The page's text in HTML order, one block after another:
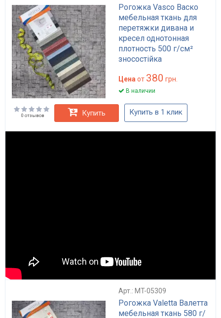
Рогожка Vasco Васко
мебельная ткань для
перетяжки дивана и
кресел однотонная
плотность 500 г/см²
зносостійка
Цена от 380 грн.
В наличии
0 отзывов Купить Купить в 1 клик
Арт.: MT-05309
Рогожка Valetta Валетта
мебельная ткань 580 г/